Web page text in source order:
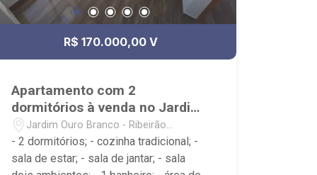
R$ 170.000,00 V
Apartamento com 2
dormitórios à venda no Jardim
Ouro Branco
Jardim Ouro Branco - Ribeirão
Preto/SP
- 2 dormitórios; - cozinha tradicional; -
sala de estar; - sala de jantar; - sala